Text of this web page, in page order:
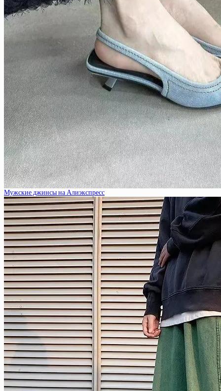
Мужские джинсы на Алиэкспресс